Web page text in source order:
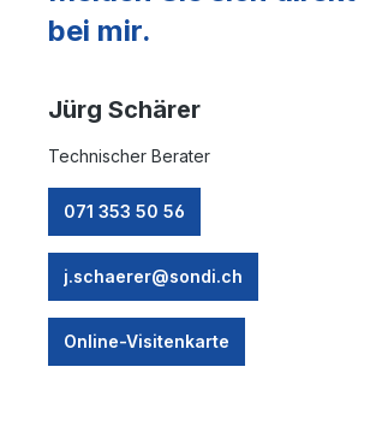
bei mir.
Jürg Schärer
Technischer Berater
071 353 50 56
j.schaerer@sondi.ch
Online-Visitenkarte